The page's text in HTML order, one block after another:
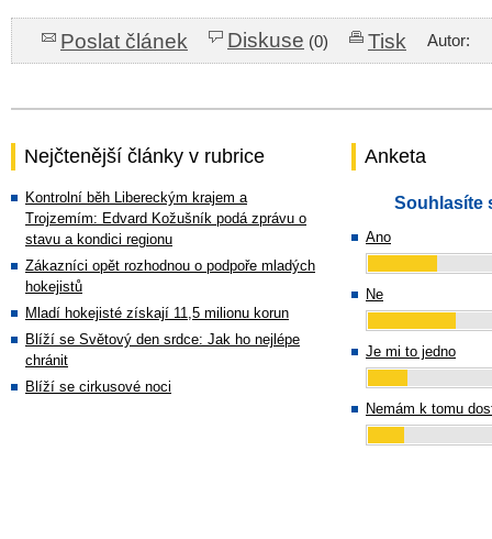
Poslat článek Diskuse (0) Tisk Autor:
Nejčtenější články v rubrice
Kontrolní běh Libereckým krajem a
Trojzemím: Edvard Kožušník podá zprávu o
stavu a kondici regionu
Zákazníci opět rozhodnou o podpoře mladých
hokejistů
Mladí hokejisté získají 11,5 milionu korun
Blíží se Světový den srdce: Jak ho nejlépe
chránit
Blíží se cirkusové noci
Anketa
Souhlasíte
Ano
Ne
Je mi to jedno
Nemám k tomu